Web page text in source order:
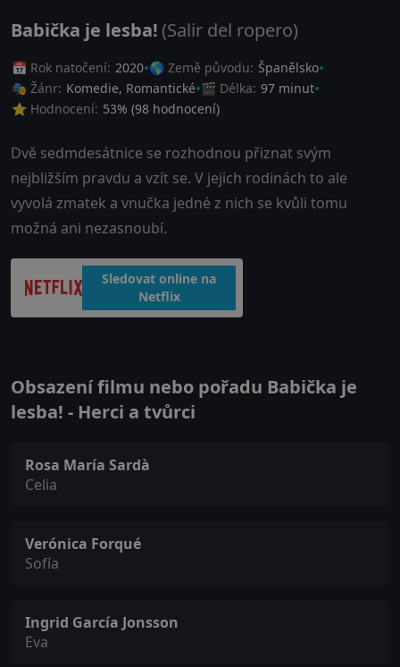
Babička je lesba! (Salir del ropero)
📅 Rok natočení: 2020 🌎 Země původu: Španělsko
🎭 Žánr: Komedie, Romantické 🎬 Délka: 97 minut
⭐ Hodnocení: 53% (98 hodnocení)
Dvě sedmdesátnice se rozhodnou přiznat svým
nejbližším pravdu a vzít se. V jejich rodinách to ale
vyvolá zmatek a vnučka jedné z nich se kvůli tomu
možná ani nezasnoubí.
Sledovat online na
Netflix
Obsazení filmu nebo pořadu Babička je
lesba! - Herci a tvůrci
Rosa María Sardà
Celia
Verónica Forqué
Sofía
Ingrid García Jonsson
Eva